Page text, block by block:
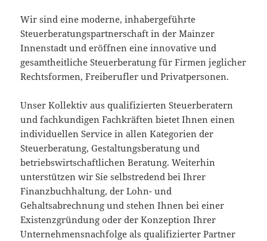
Wir sind eine moderne, inhabergeführte
Steuerberatungspartnerschaft in der Mainzer
Innenstadt und eröffnen eine innovative und
gesamtheitliche Steuerberatung für Firmen jeglicher
Rechtsformen, Freiberufler und Privatpersonen.
Unser Kollektiv aus qualifizierten Steuerberatern
und fachkundigen Fachkräften bietet Ihnen einen
individuellen Service in allen Kategorien der
Steuerberatung, Gestaltungsberatung und
betriebswirtschaftlichen Beratung. Weiterhin
unterstützen wir Sie selbstredend bei Ihrer
Finanzbuchhaltung, der Lohn- und
Gehaltsabrechnung und stehen Ihnen bei einer
Existenzgründung oder der Konzeption Ihrer
Unternehmensnachfolge als qualifizierter Partner